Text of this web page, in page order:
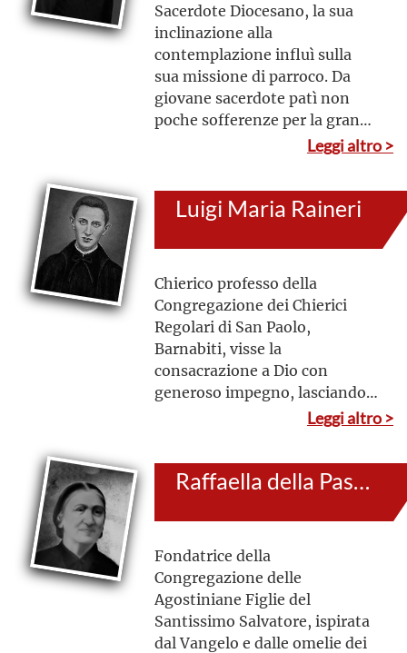
nascondimento e nella
ferialità
Sacerdote Diocesano, la sua
inclinazione alla
contemplazione influì sulla
sua missione di parroco. Da
giovane sacerdote patì non
poche sofferenze per la grande
Leggi altro >
Luigi Maria Raineri
Chierico professo della
Congregazione dei Chierici
Regolari di San Paolo,
Barnabiti, visse la
consacrazione a Dio con
generoso impegno, lasciandosi
plasmare secondo il carisma di
della guerra la sua dedizione fu
Leggi altro >
Raffaella della Passione (al secolo: Raffaella Veintemilla Villacís)
Fondatrice della
Congregazione delle
Agostiniane Figlie del
Santissimo Salvatore, ispirata
dal Vangelo e dalle omelie dei